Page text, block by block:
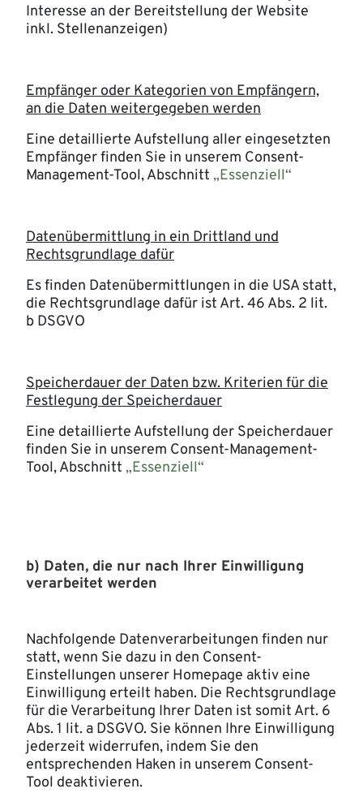
Interesse an der Bereitstellung der Website
inkl. Stellenanzeigen)
Empfänger oder Kategorien von Empfängern,
an die Daten weitergegeben werden
Eine detaillierte Aufstellung aller eingesetzten
Empfänger finden Sie in unserem Consent-
Management-Tool, Abschnitt „Essenziell“
Datenübermittlung in ein Drittland und
Rechtsgrundlage dafür
Es finden Datenübermittlungen in die USA statt,
die Rechtsgrundlage dafür ist Art. 46 Abs. 2 lit.
b DSGVO
Speicherdauer der Daten bzw. Kriterien für die
Festlegung der Speicherdauer
Eine detaillierte Aufstellung der Speicherdauer
finden Sie in unserem Consent-Management-
Tool, Abschnitt „Essenziell“
b) Daten, die nur nach Ihrer Einwilligung
verarbeitet werden
Nachfolgende Datenverarbeitungen finden nur
statt, wenn Sie dazu in den Consent-
Einstellungen unserer Homepage aktiv eine
Einwilligung erteilt haben. Die Rechtsgrundlage
für die Verarbeitung Ihrer Daten ist somit Art. 6
Abs. 1 lit. a DSGVO. Sie können Ihre Einwilligung
jederzeit widerrufen, indem Sie den
entsprechenden Haken in unserem Consent-
Tool deaktivieren.